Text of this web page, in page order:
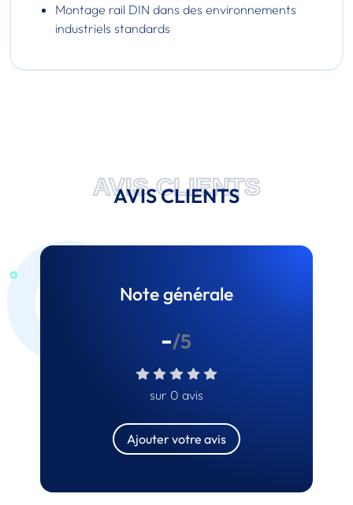
Montage rail DIN dans des environnements
industriels standards
AVIS CLIENTS
AVIS CLIENTS
Note générale
-/5
sur 0 avis
Ajouter votre avis